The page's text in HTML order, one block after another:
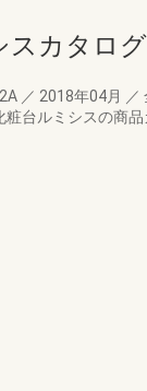
スカタログ
／ 2018年04月 ／
台ルミシスの商品